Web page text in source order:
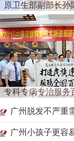
原卫生部副部长孙
专科专病专治服务
广州脱发不严重
广州小孩子更容